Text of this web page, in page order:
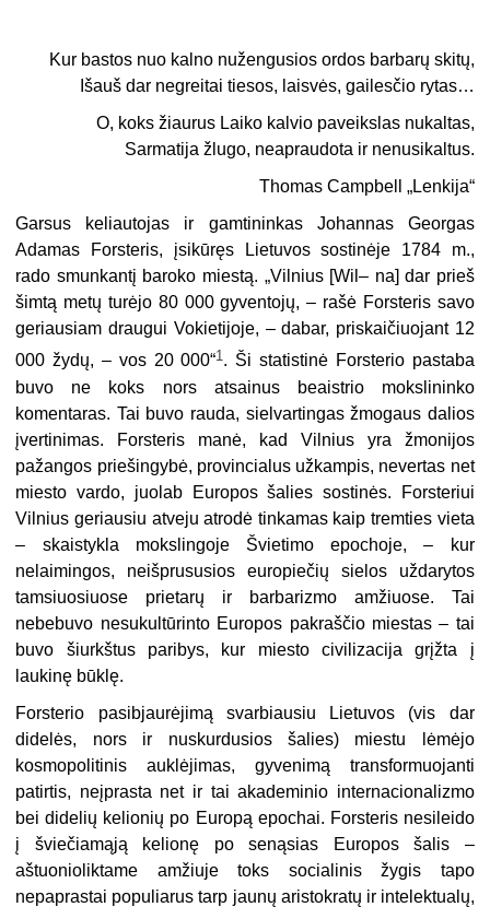
Kur bastos nuo kalno nužengusios ordos barbarų skitų,
Išauš dar negreitai tiesos, laisvės, gailesčio rytas…
O, koks žiaurus Laiko kalvio paveikslas nukaltas,
Sarmatija žlugo, neapraudota ir nenusikaltus.
Thomas Campbell „Lenkija“
Garsus keliautojas ir gamtininkas Johannas Georgas
Adamas Forsteris, įsi­kūręs Lietuvos sostinėje 1784 m.,
rado smunkantį baroko miestą. „Vilnius [Wil– na] dar prieš
šimtą metų turėjo 80 000 gyventojų, – rašė Forsteris savo
geriau­siam draugui Vokietijoje, – dabar, priskaičiuojant 12
000 žydų, – vos 20 000“1 . Ši statistinė Forsterio pastaba
buvo ne koks nors atsainus beaistrio mokslininko
komentaras. Tai buvo rauda, sielvartingas žmogaus dalios
įvertinimas. Forsteris manė, kad Vilnius yra žmonijos
pažangos priešingybė, provincialus užkampis, nevertas net
miesto vardo, juolab Europos šalies sostinės. Forsteriui
Vilnius ge­riausiu atveju atrodė tinkamas kaip tremties vieta
– skaistykla mokslingoje Švietimo epochoje, – kur
nelaimingos, neišprususios europiečių sielos uždarytos
tamsiuosiuose prietarų ir barbarizmo amžiuose. Tai
nebebuvo nesukultūrinto Europos pakraščio miestas – tai
buvo šiurkštus paribys, kur miesto civilizacija grįžta į
laukinę būklę.
Forsterio pasibjaurėjimą svarbiausiu Lietuvos (vis dar
didelės, nors ir nu­skurdusios šalies) miestu lėmėjo
kosmopolitinis auklėjimas, gyvenimą transfor­muojanti
patirtis, neįprasta net ir tai akademinio internacionalizmo
bei didelių kelionių po Europą epochai. Forsteris nesileido
į šviečiamąją kelionę po senąsias Europos šalis –
aštuonioliktame amžiuje toks socialinis žygis tapo
nepaprastai populiarus tarp jaunų aristokratų ir intelektualų,